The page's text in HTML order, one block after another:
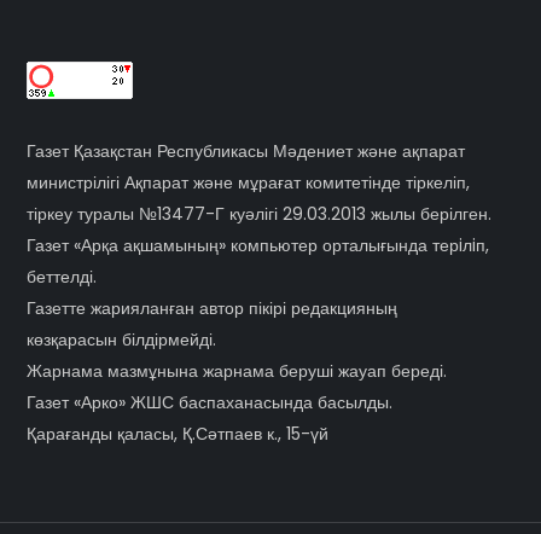
Газет Қазақстан Республикасы Мәдениет және ақпарат
министрілігі Ақпарат және мұрағат комитетінде тіркеліп,
тіркеу туралы №13477-Г куәлігі 29.03.2013 жылы берілген.
Газет «Арқа ақшамының» компьютер орталығында терiлiп,
беттелді.
Газетте жарияланған автор пікірі редакцияның
көзқарасын білдірмейді.
Жарнама мазмұнына жарнама беруші жауап береді.
Газет «Арко» ЖШС баспаханасында басылды.
Қарағанды қаласы, Қ.Сәтпаев к., 15-үй